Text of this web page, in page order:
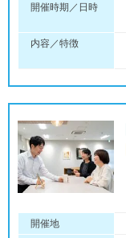
開催時期／日時
内容／特徴
開催地